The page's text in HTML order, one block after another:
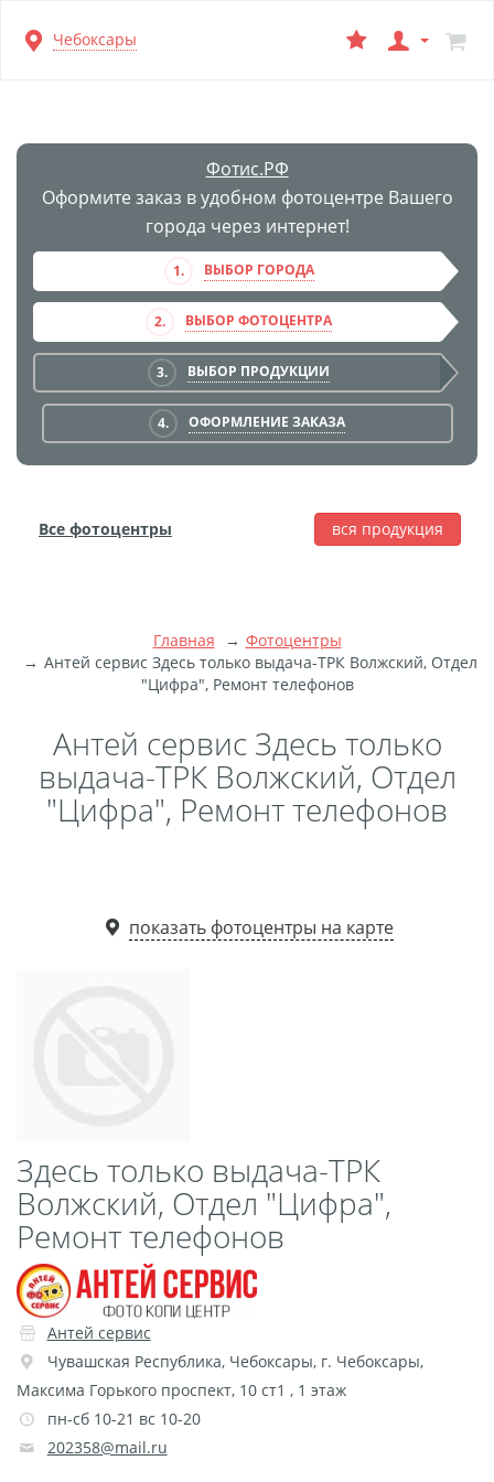
Перейти
к
Чебоксары
Фотис.РФ
Оформите заказ в удобном фотоцентре Вашего
города через интернет!
1. ВЫБОР ГОРОДА
2. ВЫБОР ФОТОЦЕНТРА
3. ВЫБОР ПРОДУКЦИИ
4. ОФОРМЛЕНИЕ ЗАКАЗА
Все фотоцентры
Широкоформатная
подрамником
Фото на пенокартоне
Модульные картины
Фотоколлаж
Фотобокс
Фотопостер
акриле
Печать на баннере
Фотообои
Трафареты
Печать на прозрачной
пленке
Рекламные конструкции
Напольная графика
Широкоформатное
ламинирование
Изготовление баннеров
вся продукция
Главная
Фотоцентры
Антей сервис Здесь только выдача-ТРК Волжский, Отдел
"Цифра", Ремонт телефонов
Антей сервис Здесь только
выдача-ТРК Волжский, Отдел
"Цифра", Ремонт телефонов
показать фотоцентры на карте
Здесь только выдача-ТРК
Волжский, Отдел "Цифра",
Ремонт телефонов
Антей сервис
Чувашская Республика, Чебоксары, г. Чебоксары,
Максима Горького проспект, 10 ст1 , 1 этаж
пн-сб 10-21 вс 10-20
202358@mail.ru